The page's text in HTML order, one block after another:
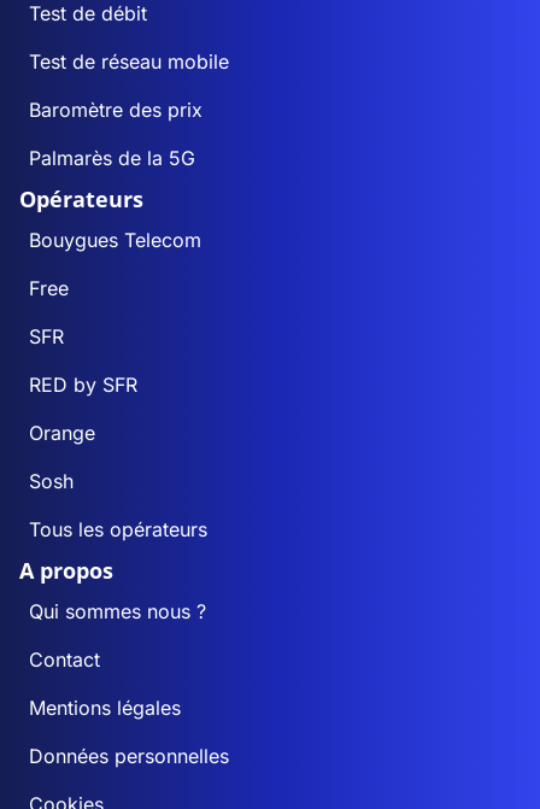
Test de débit
Test de réseau mobile
Baromètre des prix
Palmarès de la 5G
Opérateurs
Bouygues Telecom
Free
SFR
RED by SFR
Orange
Sosh
Tous les opérateurs
A propos
Qui sommes nous ?
Contact
Mentions légales
Données personnelles
Cookies